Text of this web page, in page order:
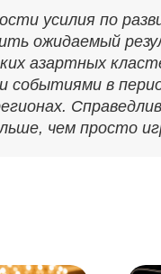
усилия по
ожидаемый
азартных
событиями в
чем просто